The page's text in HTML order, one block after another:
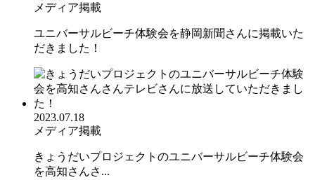
メディア掲載
ユニバーサルビーチ体験会を静岡新聞さんに掲載いた
だきました！
2023.07.18
メディア掲載
きょうだいプロジェクトのユニバーサルビーチ体験会
を高知さんさ...